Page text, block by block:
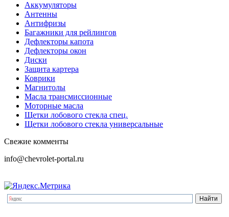
Аккумуляторы
Антенны
Антифризы
Багажники для рейлингов
Дефлекторы капота
Дефлекторы окон
Диски
Защита картера
Коврики
Магнитолы
Масла трансмиссионные
Моторные масла
Щетки лобового стекла спец.
Щетки лобового стекла универсальные
Свежие комменты
info@chevrolet-portal.ru